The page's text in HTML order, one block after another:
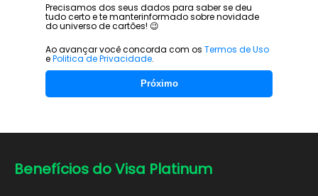
Precisamos dos seus dados para saber se deu
tudo certo e te manterinformado sobre novidade
do universo de cartões! 😉
Ao avançar você concorda com os Termos de Uso
ePolitica de Privacidade.
Próximo
Benefícios doVisa Platinum